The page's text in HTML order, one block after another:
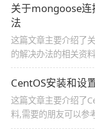
关于mongoose
法
这篇文章主要介绍了
的解决办法的相关资
CentOS安装和设
这篇文章主要介绍了
料,需要的朋友可以参